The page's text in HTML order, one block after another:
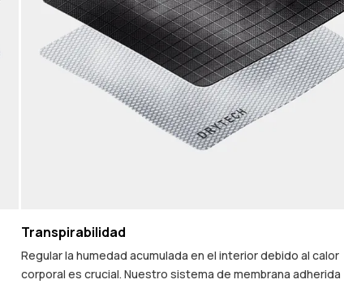
Transpirabilidad
Regular la humedad acumulada en el interior debido al calor
corporal es crucial. Nuestro sistema de membrana adherida